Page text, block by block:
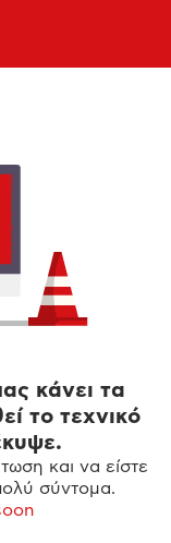
κάνει τα
το τεχνικό
και να είστε
σύντομα.